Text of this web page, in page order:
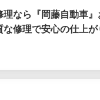
理なら『岡藤自動車
な修理で安心の仕上